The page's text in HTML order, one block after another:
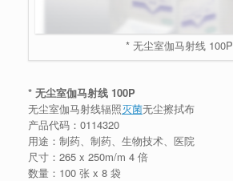
* 无尘室伽马射线 100P
* 无尘室伽马射线 100P
无尘室伽马射线辐照灭菌无尘擦拭布
产品代码：0114320
用途：制药、制药、生物技术、医院
尺寸：265 x 250m/m 4 倍
数量：100 张 x 8 袋